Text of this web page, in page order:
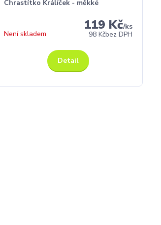
Chrastítko Králíček - měkké
119 Kč/ks
98 Kčbez DPH
Není skladem
Detail